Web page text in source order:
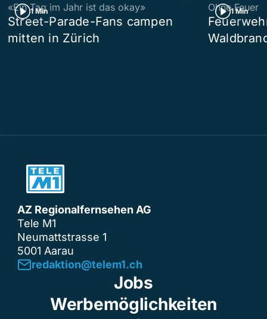
1 Min
«Ein Tag im Jahr ist das okay»
Street-Parade-Fans campen
mitten in Zürich
1 Min
Ohne Feuer
AZ Regionalfernsehen AG
Tele M1
Neumattstrasse 1
5001 Aarau
redaktion@telem1.ch
Jobs
Werbemöglichkeiten